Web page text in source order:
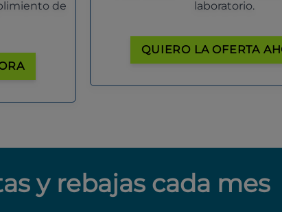
de
laboratorio.
QUIERO LA OFERTA
y rebajas cada mes